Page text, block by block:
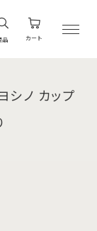
品 カート
シノ カップ